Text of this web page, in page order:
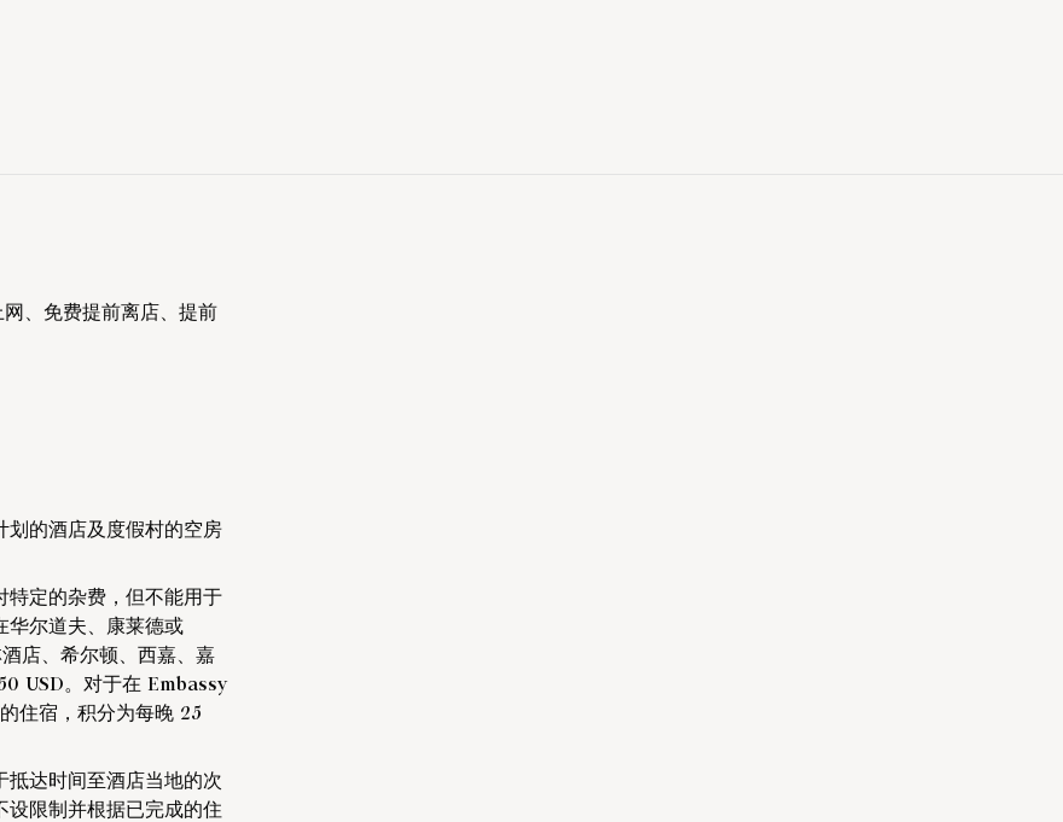
、免费提前离店、提前
划的酒店及度假村的空房
特定的杂费，但不能用于
华尔道夫、康莱德或
店、希尔顿、西嘉、嘉
USD。对于在 Embassy
住宿，积分为每晚 25
抵达时间至酒店当地的次
设限制并根据已完成的住